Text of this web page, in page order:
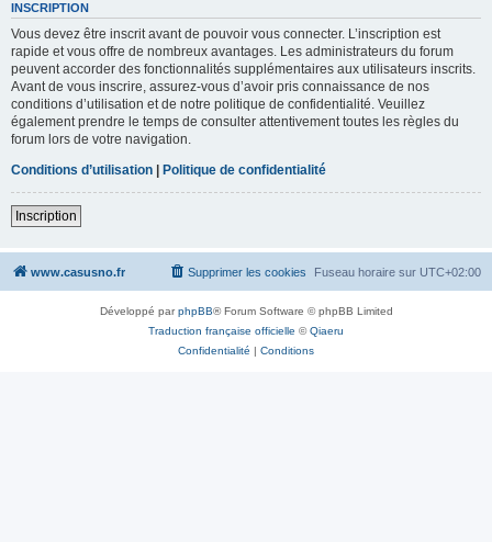
INSCRIPTION
Vous devez être inscrit avant de pouvoir vous connecter. L’inscription est
rapide et vous offre de nombreux avantages. Les administrateurs du forum
peuvent accorder des fonctionnalités supplémentaires aux utilisateurs inscrits.
Avant de vous inscrire, assurez-vous d’avoir pris connaissance de nos
conditions d’utilisation et de notre politique de confidentialité. Veuillez
également prendre le temps de consulter attentivement toutes les règles du
forum lors de votre navigation.
Conditions d’utilisation | Politique de confidentialité
Inscription
www.casusno.fr Fuseau horaire sur UTC+02:00
Supprimer les cookies
Développé parphpBB® Forum Software © phpBB Limited
Traduction française officielle ©Qiaeru
Confidentialité | Conditions